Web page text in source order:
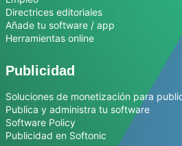
Directrices editoriales
Añade tu software / app
Herramientas online
Publicidad
Soluciones de monetización para
Publica y administra tu software
Software Policy
Publicidad en Softonic